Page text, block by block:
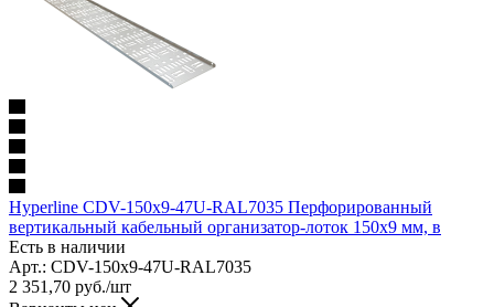
Hyperline CDV-150x9-47U-RAL7035 Перфорированный
вертикальный кабельный организатор-лоток 150х9 мм, в
Есть в наличии
Арт.: CDV-150x9-47U-RAL7035
2 351,70 руб./шт